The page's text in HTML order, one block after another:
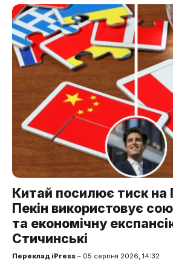
Китай посилює тиск
Пекін використовує
та економічну
Стичинські
Переклад iPress – 05 серпня 2026, 14:32